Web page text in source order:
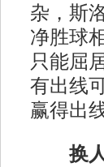
杂，斯
净胜球
只能屈
有出线
赢得出
换